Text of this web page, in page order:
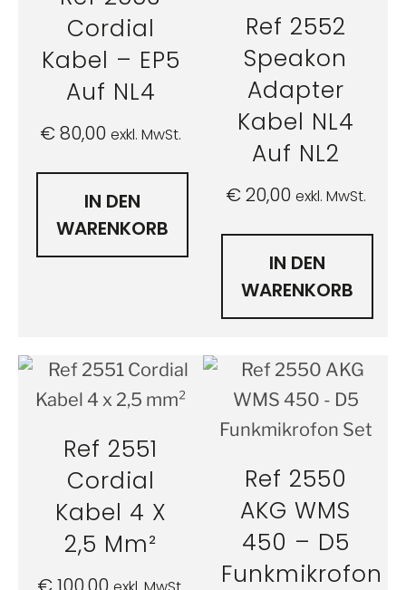
Cordial
Kabel – EP5
Auf NL4
€80,00 exkl. MwSt.
IN DEN
WARENKORB
Ref 2552
Speakon
Adapter
Kabel NL4
Auf NL2
€20,00 exkl. MwSt.
IN DEN
WARENKORB
Ref 2551
Cordial
Kabel 4 X
2,5 Mm²
Ref 2550
AKG WMS
450 – D5
Funkmikrofon